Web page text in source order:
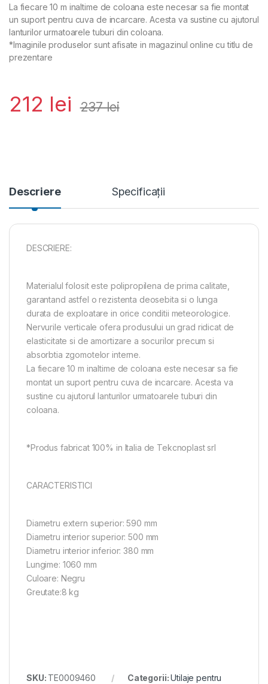
La fiecare 10 m inaltime de coloana este necesar sa fie montat
un suport pentru cuva de incarcare. Acesta va sustine cu ajutorul
lanturilor urmatoarele tuburi din coloana.
*Imaginile produselor sunt afisate in magazinul online cu titlu de
prezentare
212 lei 237lei
Descriere Specificații
DESCRIERE:
Materialul folosit este polipropilena de prima calitate,
garantand astfel o rezistenta deosebita si o lunga
durata de exploatare in orice conditii meteorologice.
Nervurile verticale ofera produsului un grad ridicat de
elasticitate si de amortizare a socurilor precum si
absorbtia zgomotelor interne.
La fiecare 10 m inaltime de coloana este necesar sa fie
montat un suport pentru cuva de incarcare. Acesta va
sustine cu ajutorul lanturilor urmatoarele tuburi din
coloana.
*Produs fabricat 100% in Italia de Tekcnoplast srl
CARACTERISTICI
Diametru extern superior: 590 mm
Diametru interior superior: 500 mm
Diametru interior inferior: 380 mm
Lungime: 1060 mm
Culoare: Negru
Greutate:8 kg
SKU: TE0009460 Categorii:Utilaje pentru